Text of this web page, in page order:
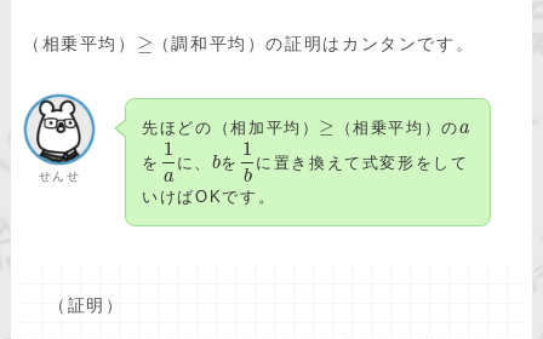
（相乗平均） ≥ （調和平均）の証明はカンタンです。
せんせ
先ほどの（相加平均） ≥ （相乗平均）のa
を
1
a
に、bを
1
b
に置き換えて式変形をして
いけばOKです。
（証明）